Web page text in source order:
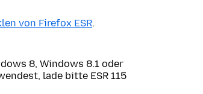
von Firefox ESR.
8, Windows 8.1 oder
lade bitte ESR 115